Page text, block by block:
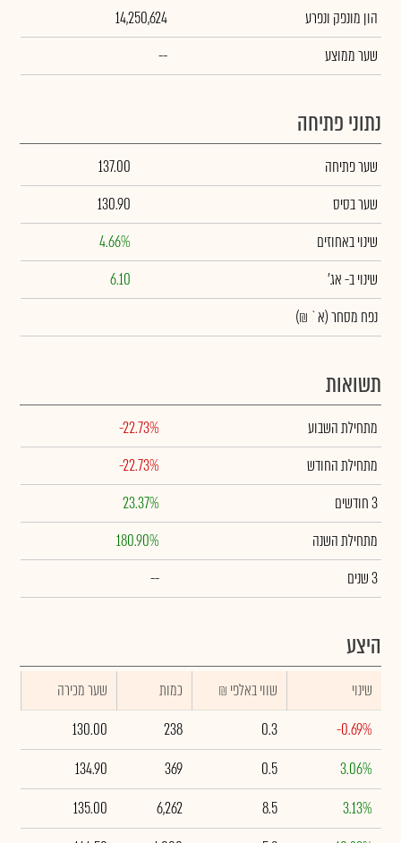
הון מונפק ונפרע
14,250,624
שער ממוצע
--
נתוני פתיחה
שער פתיחה
137.00
שער בסיס
130.90
שינוי באחוזים
4.66%
שינויב- אג'
6.10
נפח מסחר(א` ₪)
תשואות
מתחילת השבוע
-22.73%
מתחילת החודש
-22.73%
3 חודשים
23.37%
מתחילת השנה
180.90%
3 שנים
--
היצע
שינוי ₪ שווי באלפי כמות
שער מכירה
-0.69%
0.3
238
130.00
3.06%
0.5
369
134.90
3.13%
8.5
6,262
135.00